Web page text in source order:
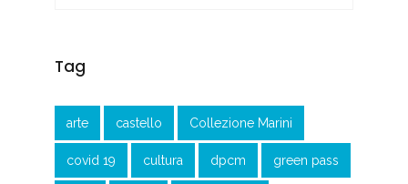
Tag
arte castello Collezione Marini
covid 19 cultura dpcm green pass